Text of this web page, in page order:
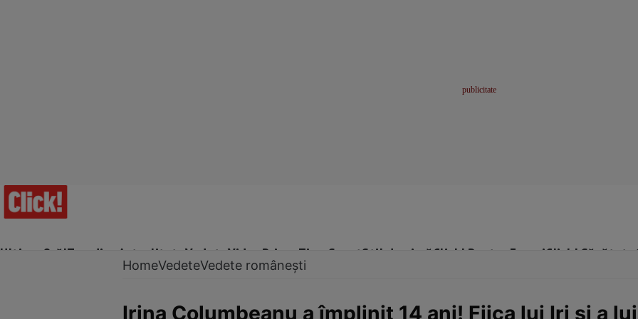
Ultima Oră!Trending Actualitate Vedete Video Prime Time SportStil de viațăClick! Pentru FemeiClick! Sănătate
HomeVedeteVedete românești
Irina Columbeanu a împlinit 14 ani! Fiica lui Iri și a